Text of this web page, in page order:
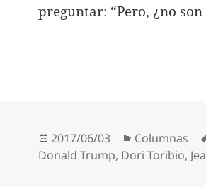
preguntar: “Pero, ¿no
Publicado
el
2017/06/03 Categorías
Columnas
Donald Trump, Dori Toribio,